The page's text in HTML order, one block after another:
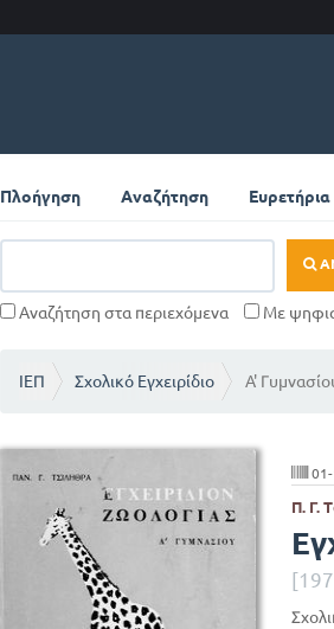
Πλοήγηση Αναζήτηση Ευρετήρια
Αναζήτηση στα περιεχόμενα Με
ΙΕΠ Σχολικό Εγχειρίδιο Α'
Π. Γ.